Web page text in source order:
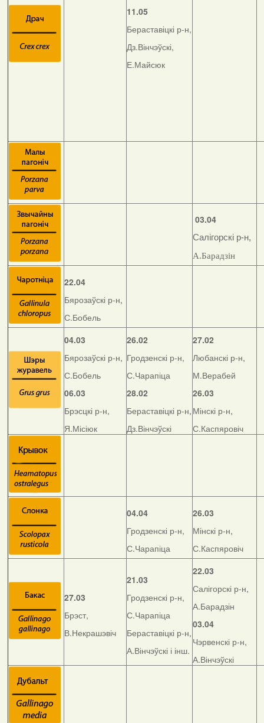
11.05
Бераставіцкі р-н,
Дз.Вінчэўскі,
Е.Майсюк
03.04
Салігорскі р-н,
А.Барадзін
22.04
Бярозаўскі р-н,
С.Бобель
04.03
Бярозаўскі р-н,
С.Бобель
06.03
Брэсцкі р-н,
Я.Місіюк
26.02
Гродзенскі р-н,
С.Чарапіца
28.02
Бераставіцкі р-н,
Дз.Вінчэўскі
27.02
Любанскі р-н,
М.Верабей
26.03
Мінскі р-н,
С.Каспяровіч
04.04
Гродзенскі р-н,
С.Чарапіца
26.03
Мінскі р-н,
С.Каспяровіч
27.03
Брэст,
В.Некрашэвіч
21.03
Гродзенскі р-н,
С.Чарапіца
Бераставіцкі р-н,
А.Вінчэўскі і інш.
22.03
Салігорскі р-н,
А.Барадзін
03.04
Чэрвенскі р-н,
А.Вінчэўскі